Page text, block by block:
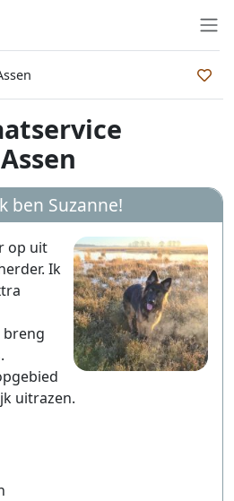
ben Suzanne!
op uit
Ik
breng
uitrazen.